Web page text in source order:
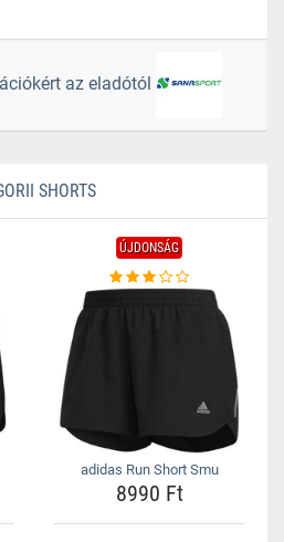
az eladótól
SHORTS
ÚJDONSÁG
adidas Run Short Smu
8990 Ft